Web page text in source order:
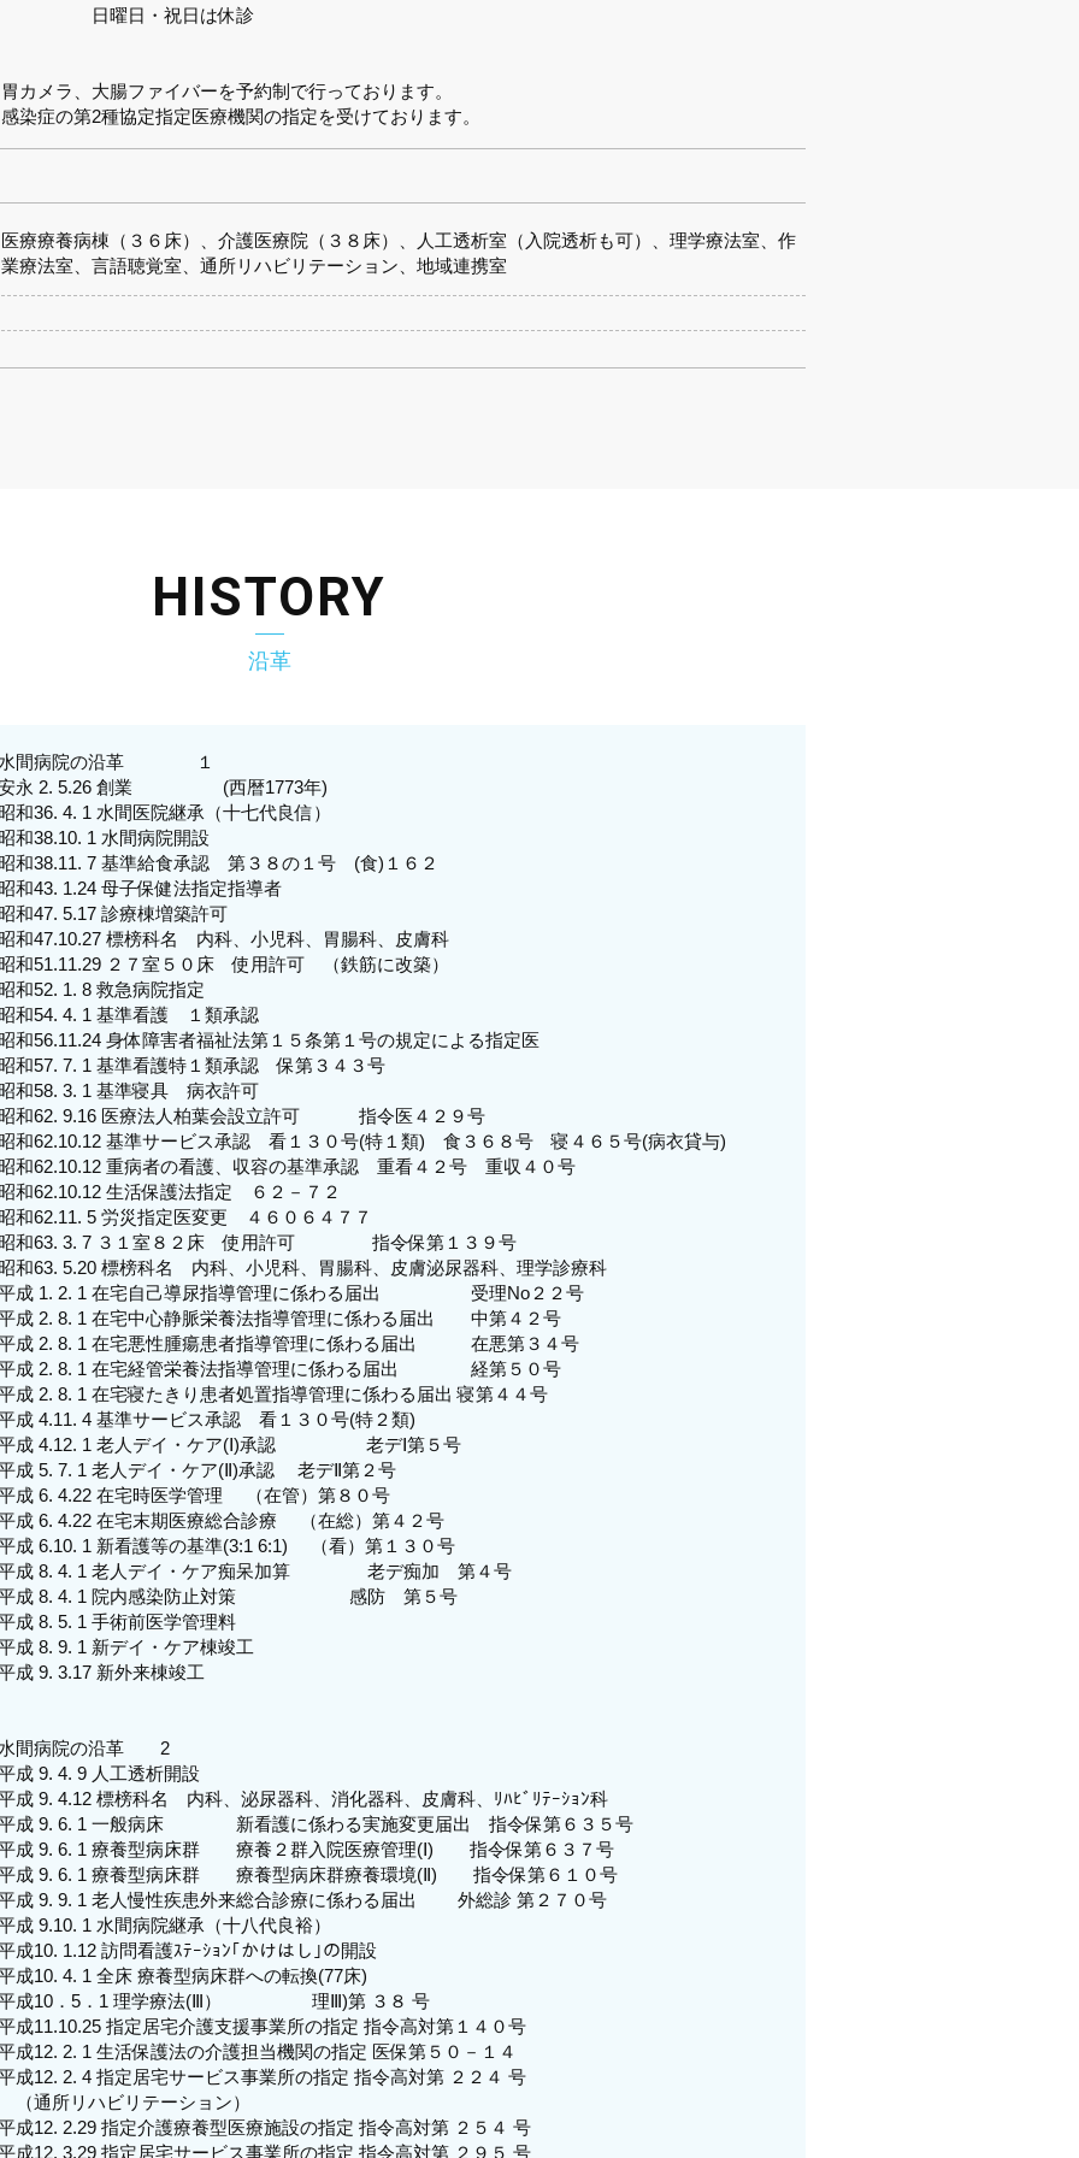
日曜日・祝日は休診
胃カメラ、大腸ファイバーを予約制で行っております。
感染症の第2種協定指定医療機関の指定を受けております。
医療療養病棟（３６床）、介護医療院（３８床）、人工透析室（入院透析も可）、理学療法室、作
業療法室、言語聴覚室、通所リハビリテーション、地域連携室
HISTORY
沿革
間病院の沿革 １
永 2. 5.26 創業 (西暦1773年)
和36. 4. 1 水間医院継承（十七代良信）
和38.10. 1 水間病院開設
和38.11. 7 基準給食承認 第３８の１号 (食)１６２
和43. 1.24 母子保健法指定指導者
和47. 5.17 診療棟増築許可
和47.10.27 標榜科名 内科、小児科、胃腸科、皮膚科
和51.11.29 ２７室５０床 使用許可 （鉄筋に改築）
和52. 1. 8 救急病院指定
和54. 4. 1 基準看護 １類承認
和56.11.24 身体障害者福祉法第１５条第１号の規定による指定医
和57. 7. 1 基準看護特１類承認 保第３４３号
和58. 3. 1 基準寝具 病衣許可
和62. 9.16 医療法人柏葉会設立許可 指令医４２９号
和62.10.12 基準サービス承認 看１３０号(特１類) 食３６８号 寝４６５号(病衣貸与)
和62.10.12 重病者の看護、収容の基準承認 重看４２号 重収４０号
和62.10.12 生活保護法指定 ６２－７２
和62.11. 5 労災指定医変更 ４６０６４７７
和63. 3. 7 ３１室８２床 使用許可 指令保第１３９号
和63. 5.20 標榜科名 内科、小児科、胃腸科、皮膚泌尿器科、理学診療科
成 1. 2. 1 在宅自己導尿指導管理に係わる届出 受理No２２号
成 2. 8. 1 在宅中心静脈栄養法指導管理に係わる届出 中第４２号
成 2. 8. 1 在宅悪性腫瘍患者指導管理に係わる届出 在悪第３４号
成 2. 8. 1 在宅経管栄養法指導管理に係わる届出 経第５０号
成 2. 8. 1 在宅寝たきり患者処置指導管理に係わる届出 寝第４４号
成 4.11. 4 基準サービス承認 看１３０号(特２類)
成 4.12. 1 老人デイ・ケア(Ⅰ)承認 老デⅠ第５号
成 5. 7. 1 老人デイ・ケア(Ⅱ)承認 老デⅡ第２号
成 6. 4.22 在宅時医学管理 （在管）第８０号
成 6. 4.22 在宅末期医療総合診療 （在総）第４２号
成 6.10. 1 新看護等の基準(3:1 6:1) （看）第１３０号
成 8. 4. 1 老人デイ・ケア痴呆加算 老デ痴加 第４号
成 8. 4. 1 院内感染防止対策 感防 第５号
成 8. 5. 1 手術前医学管理料
成 8. 9. 1 新デイ・ケア棟竣工
成 9. 3.17 新外来棟竣工
間病院の沿革 2
成 9. 4. 9 人工透析開設
成 9. 4.12 標榜科名 内科、泌尿器科、消化器科、皮膚科、ﾘﾊﾋﾞﾘﾃｰｼｮﾝ科
成 9. 6. 1 一般病床 新看護に係わる実施変更届出 指令保第６３５号
成 9. 6. 1 療養型病床群 療養２群入院医療管理(Ⅰ) 指令保第６３７号
成 9. 6. 1 療養型病床群 療養型病床群療養環境(Ⅱ) 指令保第６１０号
成 9. 9. 1 老人慢性疾患外来総合診療に係わる届出 外総診 第２７０号
成 9.10. 1 水間病院継承（十八代良裕）
成10. 1.12 訪問看護ｽﾃｰｼｮﾝ｢かけはし｣の開設
成10. 4. 1 全床 療養型病床群への転換(77床)
成10．5．1 理学療法(Ⅲ） 理Ⅲ)第 ３８ 号
成11.10.25 指定居宅介護支援事業所の指定 指令高対第１４０号
成12. 2. 1 生活保護法の介護担当機関の指定 医保第５０－１４
成12. 2. 4 指定居宅サービス事業所の指定 指令高対第 ２２４ 号
通所リハビリテーション）
成12. 2.29 指定介護療養型医療施設の指定 指令高対第 ２５４ 号
成12. 3.29 指定居宅サービス事業所の指定 指令高対第 ２９５ 号